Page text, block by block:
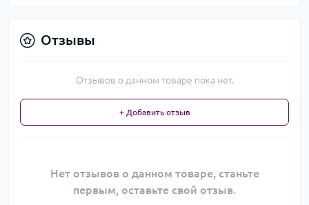
Отзывы
Отзывов о данном товаре пока нет.
+ Добавить отзыв
Нет отзывов о данном товаре, станьте
первым, оставьте свой отзыв.